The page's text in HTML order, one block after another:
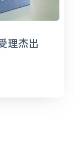
理杰出